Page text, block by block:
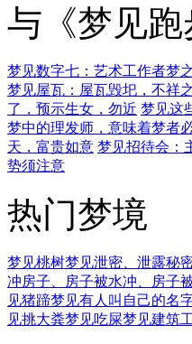
与《梦见
梦见数字七：艺术工作者梦
梦见屋瓦：屋瓦毁圯，不祥
了，预示生女，勿近 梦见这
梦中的理发师，意味着梦者
天，富贵如意 梦见招待会：
势须注意
热门梦境
梦见桃树梦见泄密、泄露秘
冲房子、房子被水冲、房子
见猪蹄梦见有人叫自己的名
见挑大粪梦见吃屎梦见建筑